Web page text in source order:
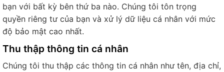
bạn với bất kỳ bên thứ ba nào. Chúng tôi tôn trọng
quyền riêng tư của bạn và xử lý dữ liệu cá nhân với mức
độ bảo mật cao nhất.
Thu thập thông tin cá nhân
Chúng tôi thu thập các thông tin cá nhân như tên, địa chỉ,